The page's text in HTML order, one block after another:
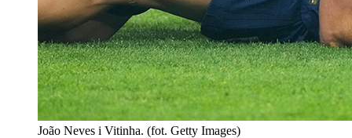
João Neves i Vitinha. (fot. Getty Images)